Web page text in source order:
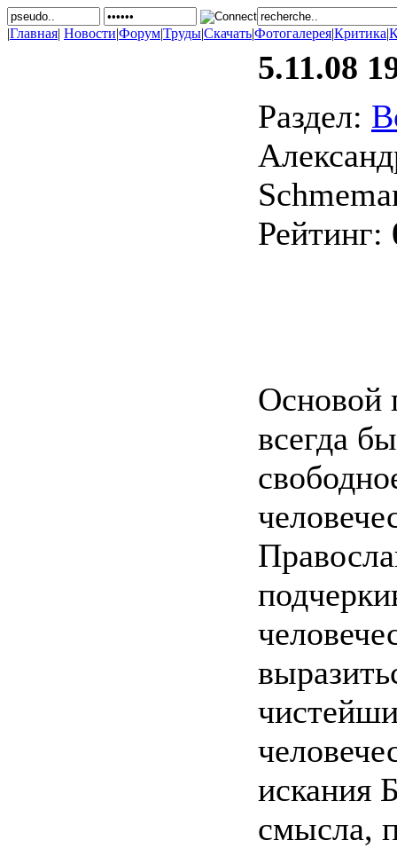
|Главная| Новости|Форум|Труды|Скачать|Фотогалерея|Критика|
5.11.08
Раздел:
Рейтинг:
Основой
всегда
искания
смысла,